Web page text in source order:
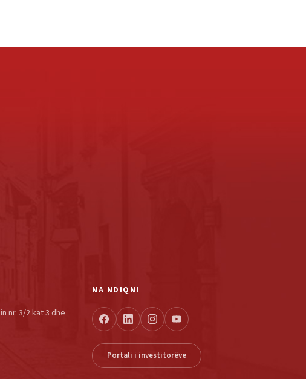
nr. 3/2 kat 3 dhe
NA NDIQNI
Portali i investitorëve